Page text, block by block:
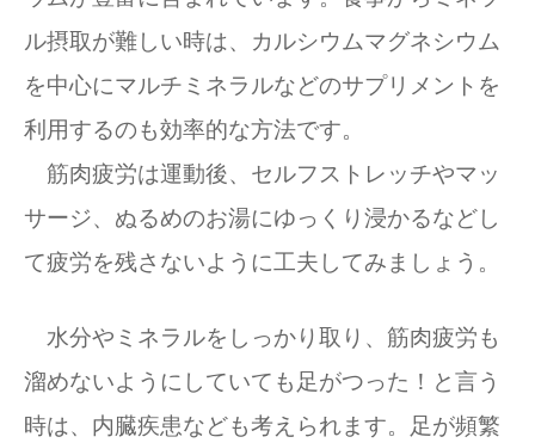
ル摂取が難しい時は、カルシウムマグネシウム
を中心にマルチミネラルなどのサプリメントを
利用するのも効率的な方法です。
筋肉疲労は運動後、セルフストレッチやマッ
サージ、ぬるめのお湯にゆっくり浸かるなどし
て疲労を残さないように工夫してみましょう。
水分やミネラルをしっかり取り、筋肉疲労も
溜めないようにしていても足がつった！と言う
時は、内臓疾患なども考えられます。足が頻繁